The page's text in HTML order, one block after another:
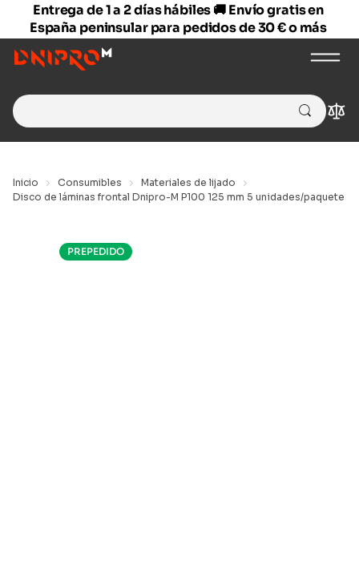
Entrega de 1 a 2 días hábiles 🚚 Envío gratis en
España peninsular para pedidos de 30 € o más
Search
for:
Inicio Consumibles
Materiales de lijado
Disco de láminas frontal Dnipro-M P100 125 mm 5 unidades/paquete
PREPEDIDO